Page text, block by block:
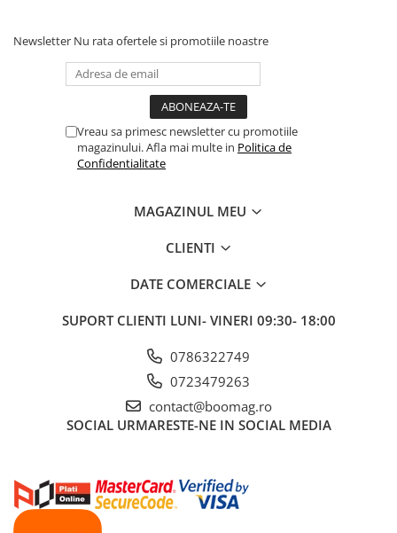
Newsletter Nu rata ofertele si promotiile noastre
Vreau sa primesc newsletter cu promotiile
magazinului. Afla mai multe in Politica de
Confidentialitate
MAGAZINUL MEU
CLIENTI
DATE COMERCIALE
SUPORT CLIENTI LUNI- VINERI 09:30- 18:00
0786322749
0723479263
contact@boomag.ro
SOCIAL URMARESTE-NE IN SOCIAL MEDIA